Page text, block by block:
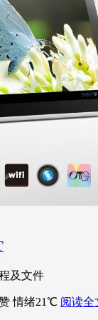
及文件
情绪21℃ 阅读全